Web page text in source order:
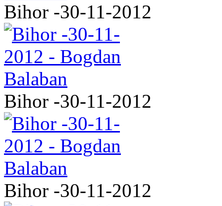
Bihor -30-11-2012
Bihor -30-11-2012
Bihor -30-11-2012